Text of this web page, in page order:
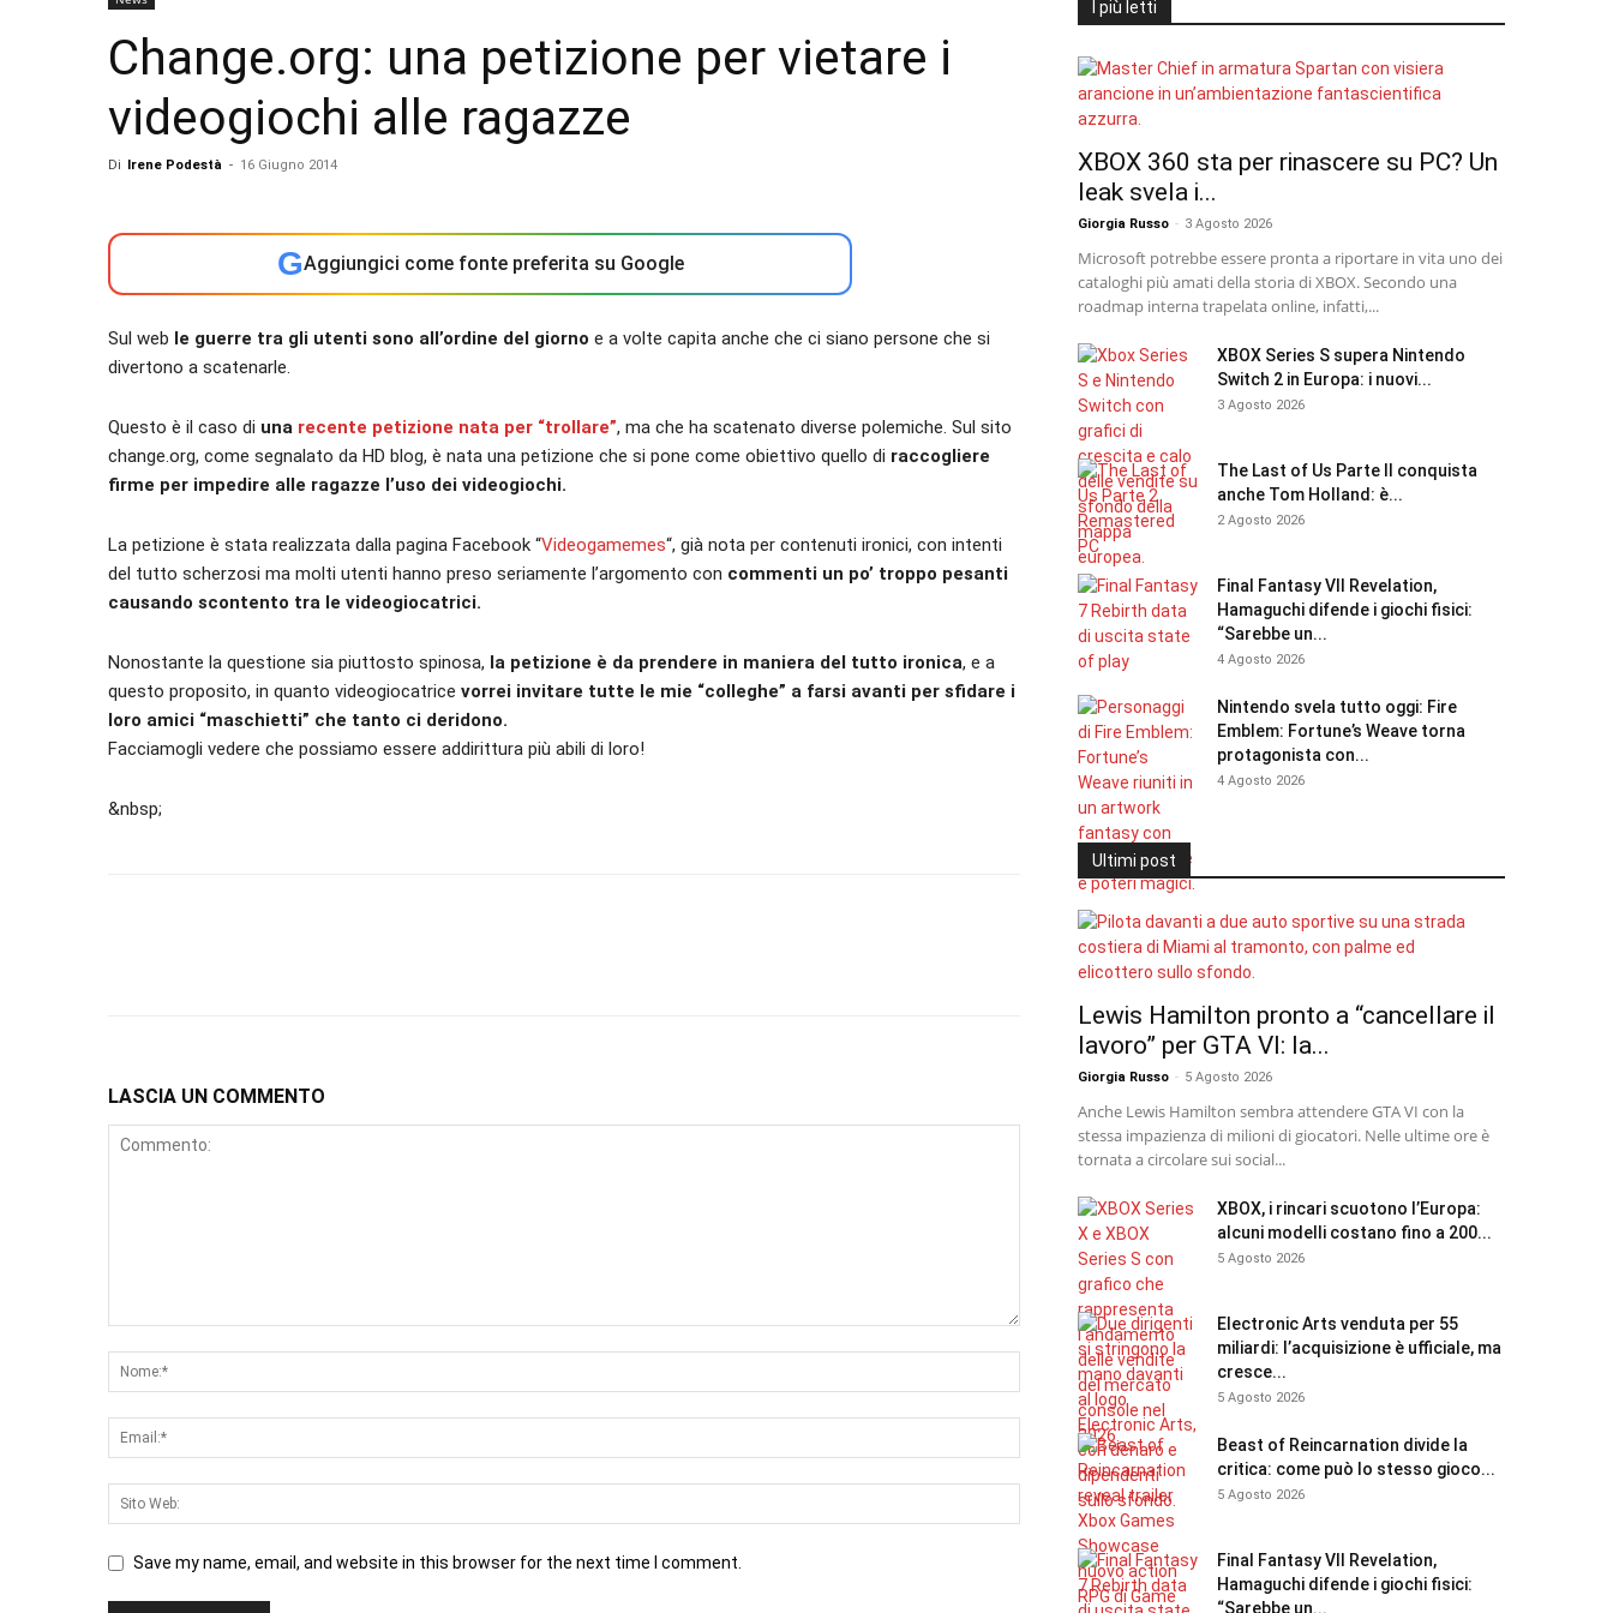
Change.org: una petizione per vietare i
videogiochi alle ragazze
Di Irene Podestà - 16 Giugno 2014
GAggiungici come fonte preferita su Google
Sul web le guerre tra gli utenti sono all’ordine del giorno e a volte capita anche che ci siano persone che si
divertono a scatenarle.
Questo è il caso di una recente petizione nata per “trollare”, ma che ha scatenato diverse polemiche. Sul sito
change.org, come segnalato da HD blog, è nata una petizione che si pone come obiettivo quello di raccogliere
firme per impedire alle ragazze l’uso dei videogiochi.
La petizione è stata realizzata dalla pagina Facebook “Videogamemes“, già nota per contenuti ironici, con intenti
del tutto scherzosi ma molti utenti hanno preso seriamente l’argomento con commenti un po’ troppo pesanti
causando scontento tra le videogiocatrici.
Nonostante la questione sia piuttosto spinosa, la petizione è da prendere in maniera del tutto ironica, e a
questo proposito, in quanto videogiocatrice vorrei invitare tutte le mie “colleghe” a farsi avanti per sfidare i
loro amici “maschietti” che tanto ci deridono.
Facciamogli vedere che possiamo essere addirittura più abili di loro!
&nbsp;
LASCIA UN COMMENTO
Save my name, email, and website in this browser for the next time I comment.
I più letti
XBOX 360 sta per rinascere su PC? Un
leak svela i...
Giorgia Russo - 3 Agosto 2026
Microsoft potrebbe essere pronta a riportare in vita uno dei
cataloghi più amati della storia di XBOX. Secondo una
roadmap interna trapelata online, infatti,...
XBOX Series S supera Nintendo
Switch 2 in Europa: i nuovi...
3 Agosto 2026
The Last of Us Parte II conquista
anche Tom Holland: è...
2 Agosto 2026
Final Fantasy VII Revelation,
Hamaguchi difende i giochi fisici:
“Sarebbe un...
4 Agosto 2026
Nintendo svela tutto oggi: Fire
Emblem: Fortune’s Weave torna
protagonista con...
4 Agosto 2026
Ultimi post
Lewis Hamilton pronto a “cancellare il
lavoro” per GTA VI: la...
Giorgia Russo - 5 Agosto 2026
Anche Lewis Hamilton sembra attendere GTA VI con la
stessa impazienza di milioni di giocatori. Nelle ultime ore è
tornata a circolare sui social...
XBOX, i rincari scuotono l’Europa:
alcuni modelli costano fino a 200...
5 Agosto 2026
Electronic Arts venduta per 55
miliardi: l’acquisizione è ufficiale, ma
cresce...
5 Agosto 2026
Beast of Reincarnation divide la
critica: come può lo stesso gioco...
5 Agosto 2026
Final Fantasy VII Revelation,
Hamaguchi difende i giochi fisici:
“Sarebbe un...